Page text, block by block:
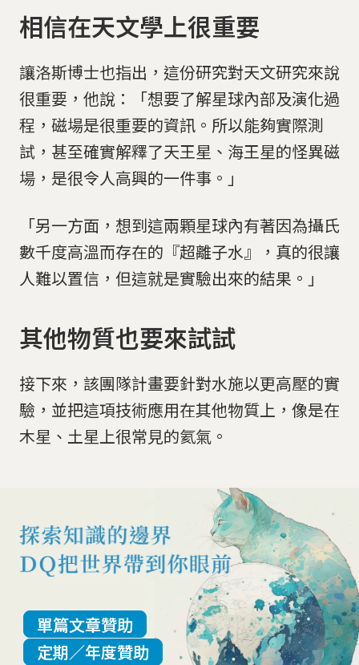
相信在天文學上很重要
讓洛斯博士也指出，這份研究對天文研究來說
很重要，他說：「想要了解星球內部及演化過
程，磁場是很重要的資訊。所以能夠實際測
試，甚至確實解釋了天王星、海王星的怪異磁
場，是很令人高興的一件事。」
「另一方面，想到這兩顆星球內有著因為攝氏
數千度高溫而存在的『超離子水』，真的很讓
人難以置信，但這就是實驗出來的結果。」
其他物質也要來試試
接下來，該團隊計畫要針對水施以更高壓的實
驗，並把這項技術應用在其他物質上，像是在
木星、土星上很常見的氦氣。
單篇文章贊助
定期／年度贊助